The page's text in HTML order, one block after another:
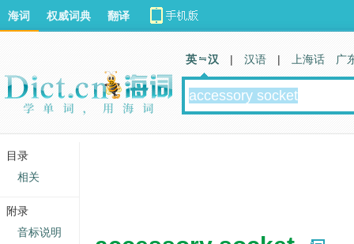
海词 权威词典 翻译
英 汉 | 汉语 | 上海话 广
目录
相关
附录
音标说明